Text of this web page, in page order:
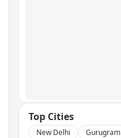
Top Cities
New Delhi Gurugram